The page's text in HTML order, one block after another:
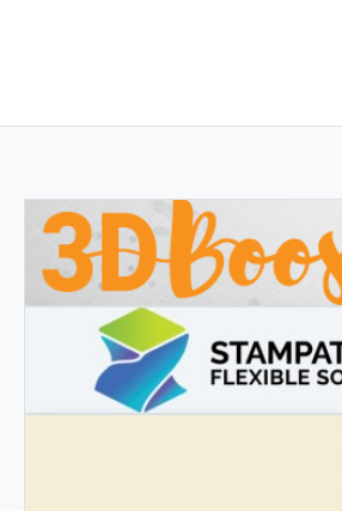
3DBOOSTER
3DBooster - Prodotti innovativi per stampa 3D